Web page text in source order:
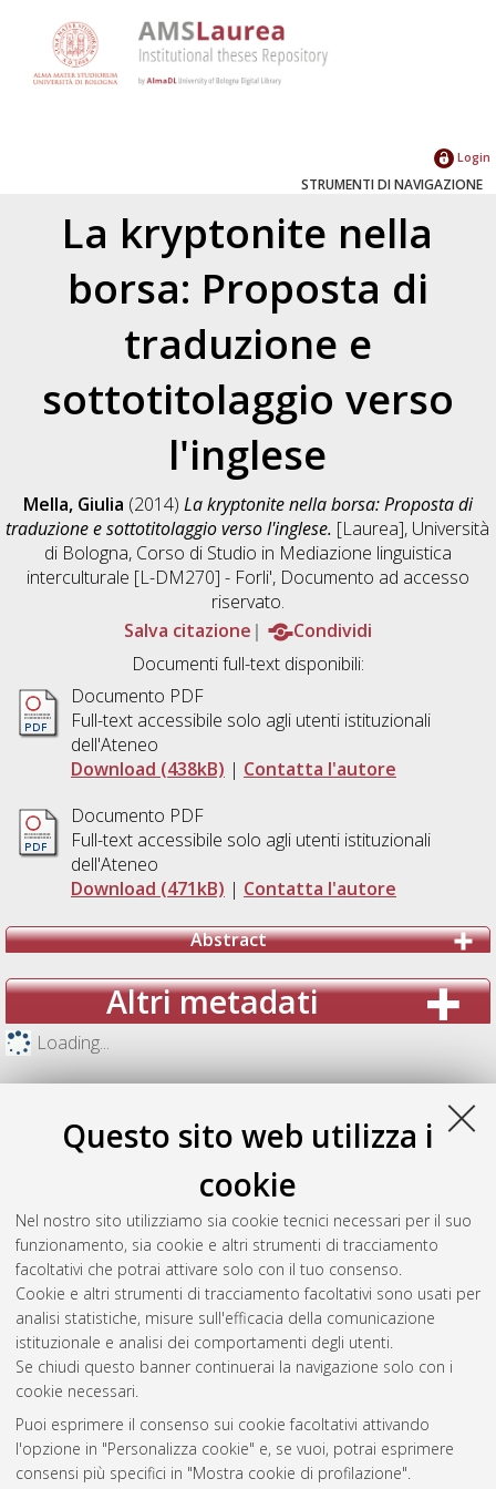
Questo sito web utilizza i
cookie
Nel nostro sito utilizziamo sia cookie tecnici necessari per il suo
funzionamento, sia cookie e altri strumenti di tracciamento
facoltativi che potrai attivare solo con il tuo consenso.
Cookie e altri strumenti di tracciamento facoltativi sono usati per
analisi statistiche, misure sull'efficacia della comunicazione
istituzionale e analisi dei comportamenti degli utenti.
Se chiudi questo banner continuerai la navigazione solo con i
cookie necessari.
Puoi esprimere il consenso sui cookie facoltativi attivando
l'opzione in "Personalizza cookie" e, se vuoi, potrai esprimere
consensi più specifici in "Mostra cookie di profilazione".
Login
STRUMENTI DI NAVIGAZIONE
La kryptonite nella
borsa: Proposta di
traduzione e
sottotitolaggio verso
l'inglese
Mella, Giulia (2014) La kryptonite nella borsa: Proposta di
traduzione e sottotitolaggio verso l'inglese. [Laurea], Università
di Bologna, Corso di Studio in Mediazione linguistica
interculturale [L-DM270] - Forli', Documento ad accesso
riservato.
Salva citazione
Condividi
Documenti full-text disponibili:
Documento PDF
Full-text accessibile solo agli utenti istituzionali
dell'Ateneo
Download (438kB) | Contatta l'autore
Documento PDF
Full-text accessibile solo agli utenti istituzionali
dell'Ateneo
Download (471kB) | Contatta l'autore
Abstract
Altri metadati
Loading...
Gestione del documento:
Atom
Rss 1.0